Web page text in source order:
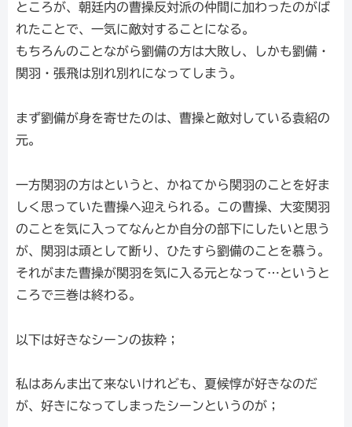
ところが、朝廷内の曹操反対派の仲間に加わったのがば
れたことで、一気に敵対することになる。
もちろんのことながら劉備の方は大敗し、しかも劉備・
関羽・張飛は別れ別れになってしまう。
まず劉備が身を寄せたのは、曹操と敵対している袁紹の
元。
一方関羽の方はというと、かねてから関羽のことを好ま
しく思っていた曹操へ迎えられる。この曹操、大変関羽
のことを気に入ってなんとか自分の部下にしたいと思う
が、関羽は頑として断り、ひたすら劉備のことを慕う。
それがまた曹操が関羽を気に入る元となって…というと
ころで三巻は終わる。
以下は好きなシーンの抜粋；
私はあんま出て来ないけれども、夏候惇が好きなのだ
が、好きになってしまったシーンというのが；